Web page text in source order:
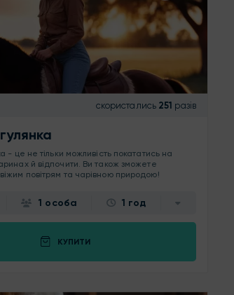
скористались 251 разів
- це не тільки можливість покататись на
й відпочити. Ви також зможете
повітрям та чарівною природою!
1 особа 1 год
КУПИТИ